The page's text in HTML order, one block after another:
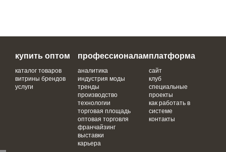
купить оптом
каталог товаров
витрины брендов
услуги
профессионалам
аналитика
индустрия моды
тренды
производство
технологии
торговая площадь
оптовая торговля
франчайзинг
выставки
карьера
платформа
сайт
клуб
специальные
проекты
как работать в
системе
контакты